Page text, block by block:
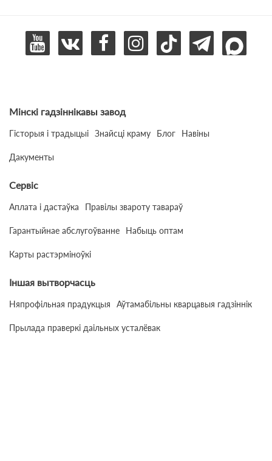
Мінскі гадзіннікавы завод
Гісторыя і традыцыі Знайсці краму Блог Навіны
Дакументы
Сервіс
Аплата і дастаўка Правілы звароту тавараў
Гарантыйнае абслугоўванне Набыць оптам
Карты растэрміноўкі
Іншая вытворчасць
Няпрофільная прадукцыя Аўтамабільны кварцавыя гадзіннік
Прылада праверкі даільных усталёвак